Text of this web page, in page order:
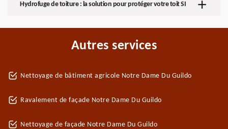
Hydrofuge de toiture : la solution pour protéger votre toit SI
Autres services
Nettoyage de bâtiment agricole Notre Dame Du Guildo
Ravalement de façade Notre Dame Du Guildo
Nettoyage de façade Notre Dame Du Guildo